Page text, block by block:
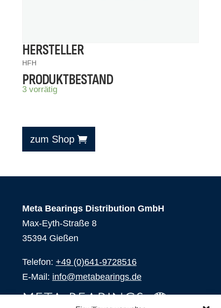
HERSTELLER
HFH
PRODUKTBESTAND
3 vorrätig
zum Shop
Meta Bearings Distribution GmbH
Max-Eyth-Straße 8
35394 Gießen
Telefon: +49 (0)641-9728516
E-Mail: info@metabearings.de